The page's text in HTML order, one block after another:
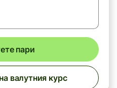
пари
валутния курс